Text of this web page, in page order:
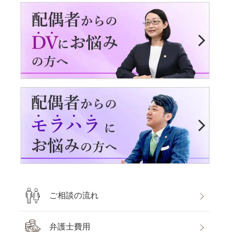
ご相談の流れ
弁護士費用